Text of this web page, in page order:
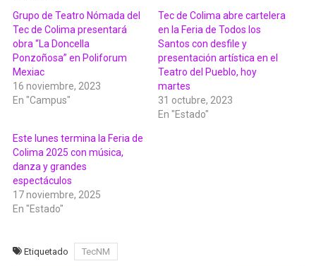
Grupo de Teatro Nómada del
Tec de Colima presentará
obra “La Doncella
Ponzoñosa” en Poliforum
Mexiac
16 noviembre, 2023
En "Campus"
Tec de Colima abre cartelera
en la Feria de Todos los
Santos con desfile y
presentación artística en el
Teatro del Pueblo, hoy
martes
31 octubre, 2023
En "Estado"
Este lunes termina la Feria de
Colima 2025 con música,
danza y grandes
espectáculos
17 noviembre, 2025
En "Estado"
Etiquetado TecNM